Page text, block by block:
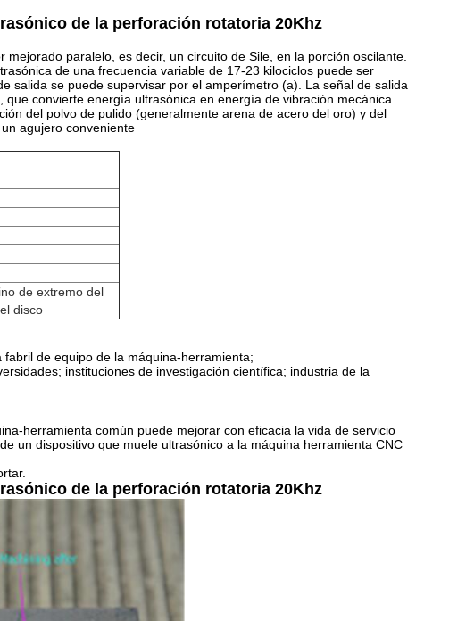
de la perforación rotatoria 20Khz
paralelo, es decir, un circuito de Sile, en la porción oscilante.
de una frecuencia variable de 17-23 kilociclos puede ser
salida se puede supervisar por el amperímetro (a). La señal de salida
convierte energía ultrasónica en energía de vibración mecánica.
del polvo de pulido (generalmente arena de acero del oro) y del
agujero conveniente
de extremo del
disco
de equipo de la máquina-herramienta;
instituciones de investigación científica; industria de la
herramienta común puede mejorar con eficacia la vida de servicio
un dispositivo que muele ultrasónico a la máquina herramienta CNC
de la perforación rotatoria 20Khz